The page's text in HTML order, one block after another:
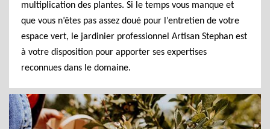
multiplication des plantes. Si le temps vous manque et
que vous n’êtes pas assez doué pour l’entretien de votre
espace vert, le jardinier professionnel Artisan Stephan est
à votre disposition pour apporter ses expertises
reconnues dans le domaine.